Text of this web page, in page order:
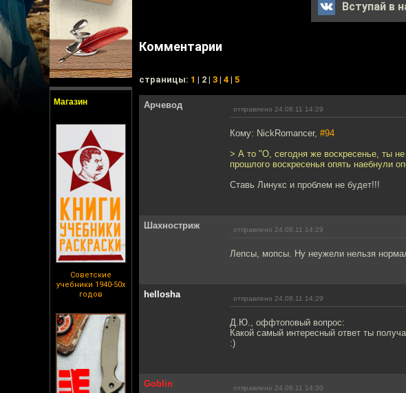
Магазин
Советские
учебники 1940-50х
годов
Вступай в
Комментарии
cтраницы: 1 | 2 | 3 | 4 | 5
Арчевод отправлено 24.08.11 14:29
Кому: NickRomancer, #94
> А то "О, сегодня же воскресенье, ты
прошлого воскресенья опять наебнули
Ставь Линукс и проблем не будет!!!
Шахностриж отправлено 24.08.11 14:29
Лепсы, мопсы. Ну неужели нельзя
hellosha отправлено 24.08.11 14:29
Д.Ю., оффтоповый вопрос:
Какой самый интересный ответ ты
:)
Goblin отправлено 24.08.11 14:30